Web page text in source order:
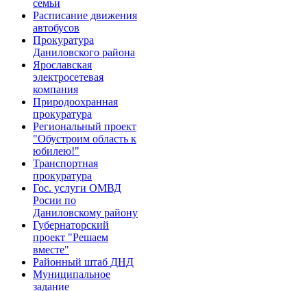
семьи
Расписание движения
автобусов
Прокуратура
Даниловского района
Ярославская
электросетевая
компания
Природоохранная
прокуратура
Региональный проект
"Обустроим область к
юбилею!"
Транспортная
прокуратура
Гос. услуги ОМВД
Росии по
Даниловскому району
Губернаторский
проект "Решаем
вместе"
Районный штаб ДНД
Муниципальное
задание